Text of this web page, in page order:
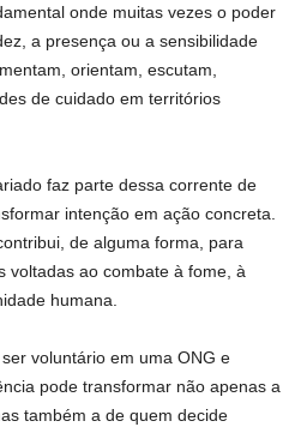
onde muitas vezes o poder
a presença ou a sensibilidade
orientam, escutam,
de cuidado em territórios
faz parte dessa corrente de
intenção em ação concreta.
de alguma forma, para
voltadas ao combate à fome, à
humana.
voluntário em uma ONG e
pode transformar não apenas a
também a de quem decide